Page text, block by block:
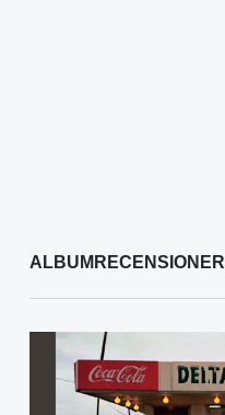
ALBUMRECENSIONER